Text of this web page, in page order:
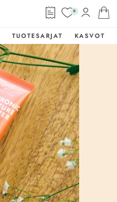
0
TUOTESARJAT KASVOT